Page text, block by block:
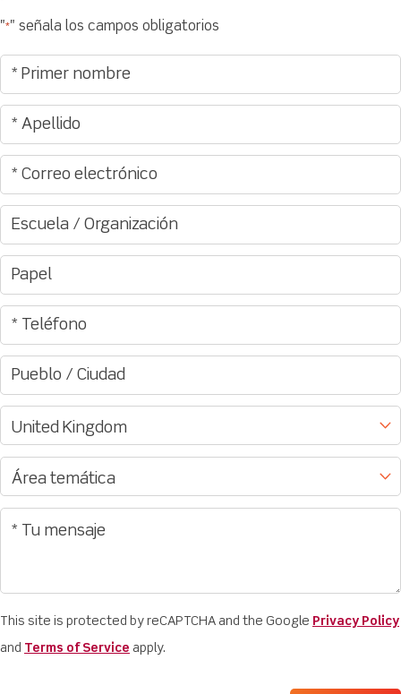
"*" señala los campos obligatorios
This site is protected by reCAPTCHA and the Google Privacy Policy
and Terms of Service apply.